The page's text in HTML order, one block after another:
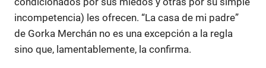
incompetencia) les ofrecen. “La casa de mi padre”
de Gorka Merchán no es una excepción a la regla
sino que, lamentablemente, la confirma.